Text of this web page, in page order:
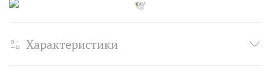
Характеристики